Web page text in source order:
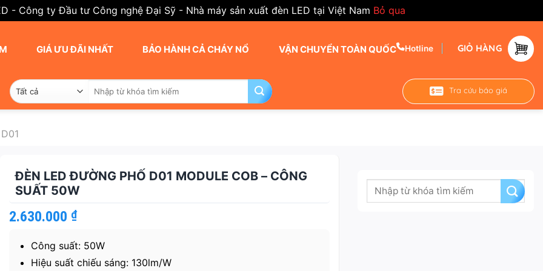
- Công ty Đầu tư Công nghệ Đại Sỹ - Nhà máy sản xuất đèn LED tại Việt Nam Bỏ qua
GIÁ ƯU ĐÃI NHẤT BẢO HÀNH CẢ CHÁY NỔ VẬN CHUYỂN TOÀN QUỐC Hotline GIỎ HÀNG
kiếm:
Tra cứu báo giá
ĐÈN LED ĐƯỜNG PHỐ D01 MODULE COB – CÔNG
SUẤT 50W
2.630.000 ₫
Công suất: 50W
Hiệu suất chiếu sáng: 130lm/W